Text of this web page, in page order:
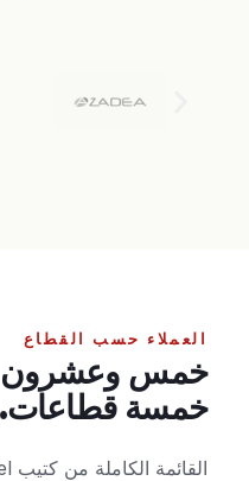
العملاء حسب القطاع
خمس وعشرون
خمسة قطاعات.